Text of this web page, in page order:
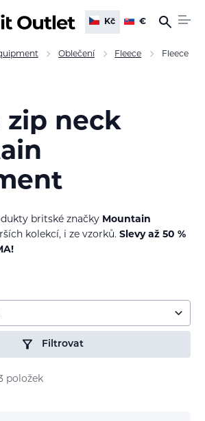
Kč €
Oblečení Fleece
Fleece
zip neck
britské značky Mountain
kolekcí, i ze vzorků. Slevy až 50 %
Filtrovat
položek